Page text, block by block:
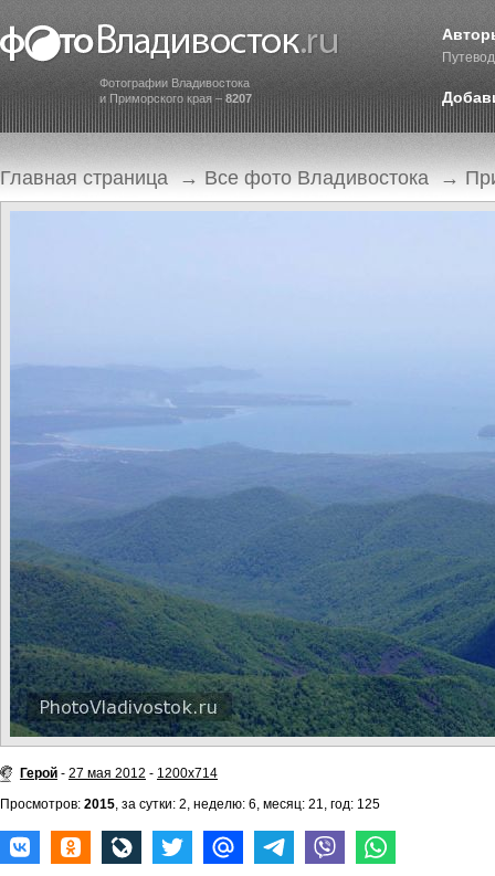
Фотографии Владивостока
и Приморского края – 8207
Главная страница → Все фото Владивостока →
Герой - 27 мая 2012 - 1200x714
Просмотров: 2015, за сутки: 2, неделю: 6, месяц: 21, год: 125